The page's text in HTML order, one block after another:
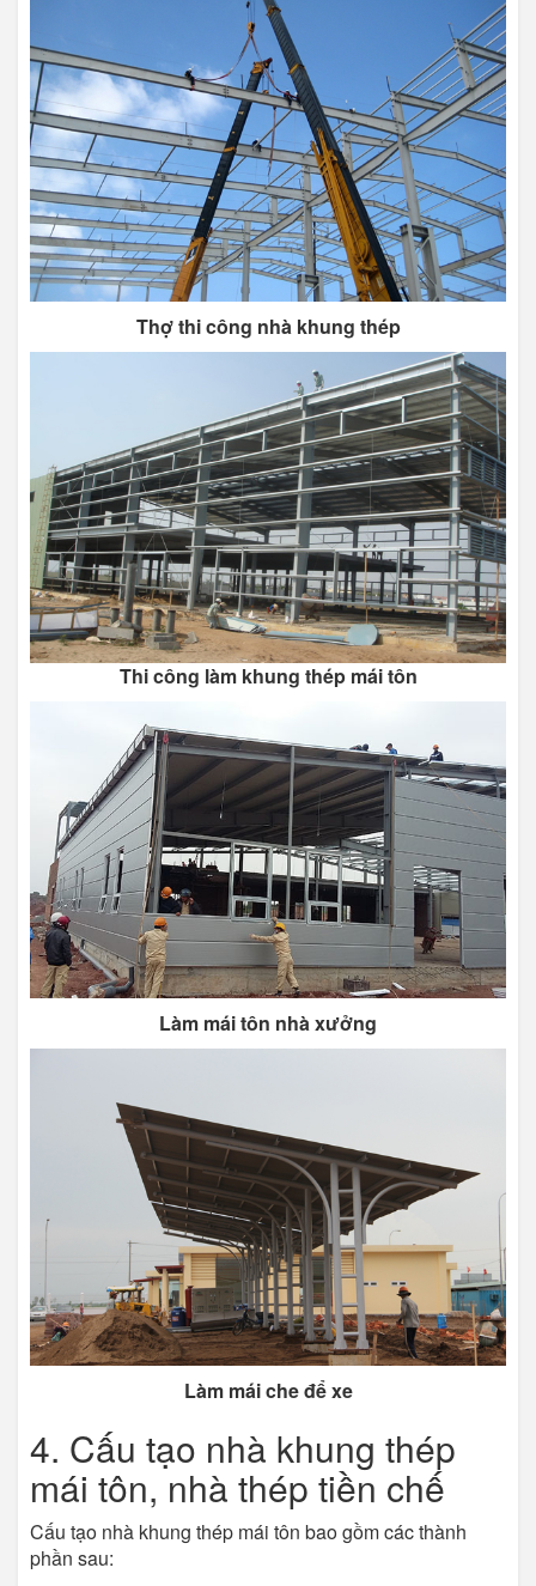
Thợ thi công nhà khung thép
Thi công làm khung thép mái tôn
Làm mái tôn nhà xưởng
Làm mái che để xe
4. Cấu tạo nhà khung thép
mái tôn, nhà thép tiền chế
Cấu tạo nhà khung thép mái tôn bao gồm các thành
phần sau: